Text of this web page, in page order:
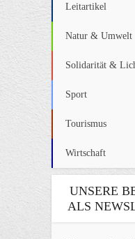
Leitartikel
Natur & Umwelt
Solidarität &
Sport
Tourismus
Wirtschaft
UNSERE
ALS